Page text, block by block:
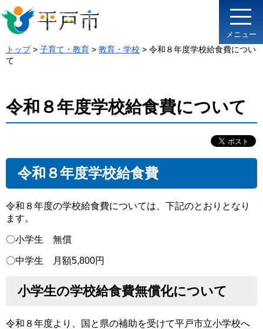
メニュー
トップ> 子育て・教育 > 教育・学校 > 令和８年度学校給食費につい
て
令和８年度学校給食費について
令和８年度学校給食費
令和８年度の学校給食費については、下記のとおりとなり
ます。
〇小学生 無償
〇中学生 月額5,800円
小学生の学校給食費無償化について
令和８年度より、国と県の補助を受けて平戸市立小学校へ